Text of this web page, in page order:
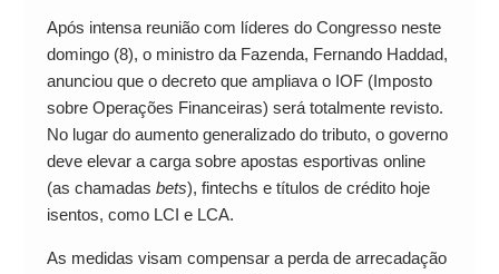
Após intensa reunião com líderes do Congresso neste
domingo (8), o ministro da Fazenda, Fernando Haddad,
anunciou que o decreto que ampliava o IOF (Imposto
sobre Operações Financeiras) será totalmente revisto.
No lugar do aumento generalizado do tributo, o governo
deve elevar a carga sobre apostas esportivas online
(as chamadas bets), fintechs e títulos de crédito hoje
isentos, como LCI e LCA.
As medidas visam compensar a perda de arrecadação